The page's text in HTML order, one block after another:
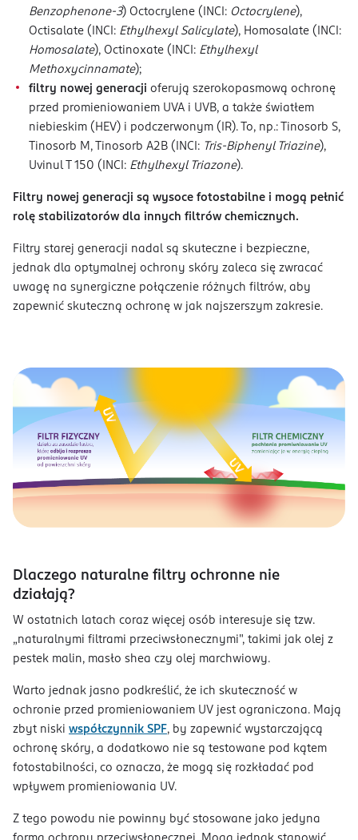
Benzophenone-3) Octocrylene (INCI: Octocrylene),
Octisalate (INCI: Ethylhexyl Salicylate), Homosalate (INCI:
Homosalate), Octinoxate (INCI: Ethylhexyl
Methoxycinnamate);
filtry nowej generacji oferują szerokopasmową ochronę
przed promieniowaniem UVA i UVB, a także światłem
niebieskim (HEV) i podczerwonym (IR). To, np.: Tinosorb S,
Tinosorb M, Tinosorb A2B (INCI: Tris-Biphenyl Triazine),
Uvinul T 150 (INCI: Ethylhexyl Triazone).
Filtry nowej generacji są wysoce fotostabilne i mogą pełnić
rolę stabilizatorów dla innych filtrów chemicznych.
​Filtry starej generacji nadal są skuteczne i bezpieczne,
jednak dla optymalnej ochrony skóry zaleca się zwracać
uwagę na synergiczne połączenie różnych filtrów, aby
zapewnić skuteczną ochronę w jak najszerszym zakresie.
Dlaczego naturalne filtry ochronne nie
działają?
​W ostatnich latach coraz więcej osób interesuje się tzw.
„naturalnymi filtrami przeciwsłonecznymi", takimi jak olej z
pestek malin, masło shea czy olej marchwiowy.
Warto jednak jasno podkreślić, że ich skuteczność w
ochronie przed promieniowaniem UV jest ograniczona. Mają
zbyt niski współczynnik SPF, by zapewnić wystarczającą
ochronę skóry, a dodatkowo nie są testowane pod kątem
fotostabilności, co oznacza, że mogą się rozkładać pod
wpływem promieniowania UV.
Z tego powodu nie powinny być stosowane jako jedyna